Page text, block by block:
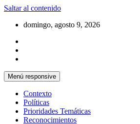
Saltar al contenido
domingo, agosto 9, 2026
Menú responsive
Contexto
Políticas
Prioridades Temáticas
Reconocimientos